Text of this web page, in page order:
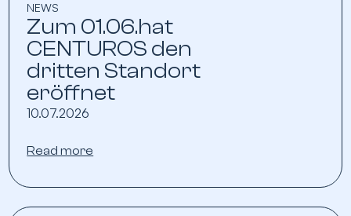
NEWS
Zum 01.06.hat
CENTUROS den
dritten Standort
eröffnet
10.07.2026
Read more